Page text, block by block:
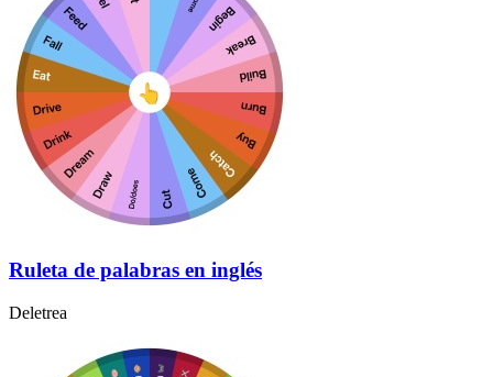
Ruleta de palabras en inglés
Deletrea